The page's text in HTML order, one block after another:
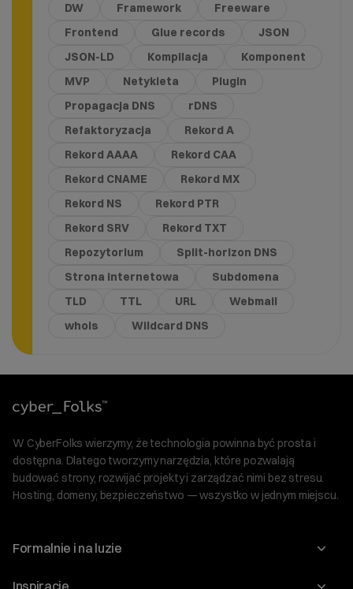
DW
Framework
Freeware
Frontend
Glue records
JSON
JSON-LD
Kompilacja
Komponent
MVP
Netykieta
Plugin
Propagacja DNS
rDNS
Refaktoryzacja
Rekord A
Rekord AAAA
Rekord CAA
Rekord CNAME
Rekord MX
Rekord NS
Rekord PTR
Rekord SRV
Rekord TXT
Repozytorium
Split-horizon DNS
Strona internetowa
Subdomena
TLD
TTL URL
Webmail
whois
Wildcard DNS
W CyberFolks wierzymy, że technologia powinna być prosta i
dostępna. Dlatego tworzymy narzędzia, które pozwalają
budować strony, rozwijać projekty i zarządzać nimi bez stresu.
Hosting, domeny, bezpieczeństwo — wszystko w jednym miejscu.
Formalnie i na luzie
O nas